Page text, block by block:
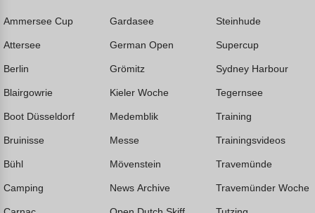
Ammersee Cup
Attersee
Berlin
Blairgowrie
Boot Düsseldorf
Bruinisse
Bühl
Camping
Gardasee
German Open
Grömitz
Kieler Woche
Medemblik
Messe
Mövenstein
News Archive
Steinhude
Supercup
Sydney Harbour
Tegernsee
Training
Trainingsvideos
Travemünde
Travemünder Woche